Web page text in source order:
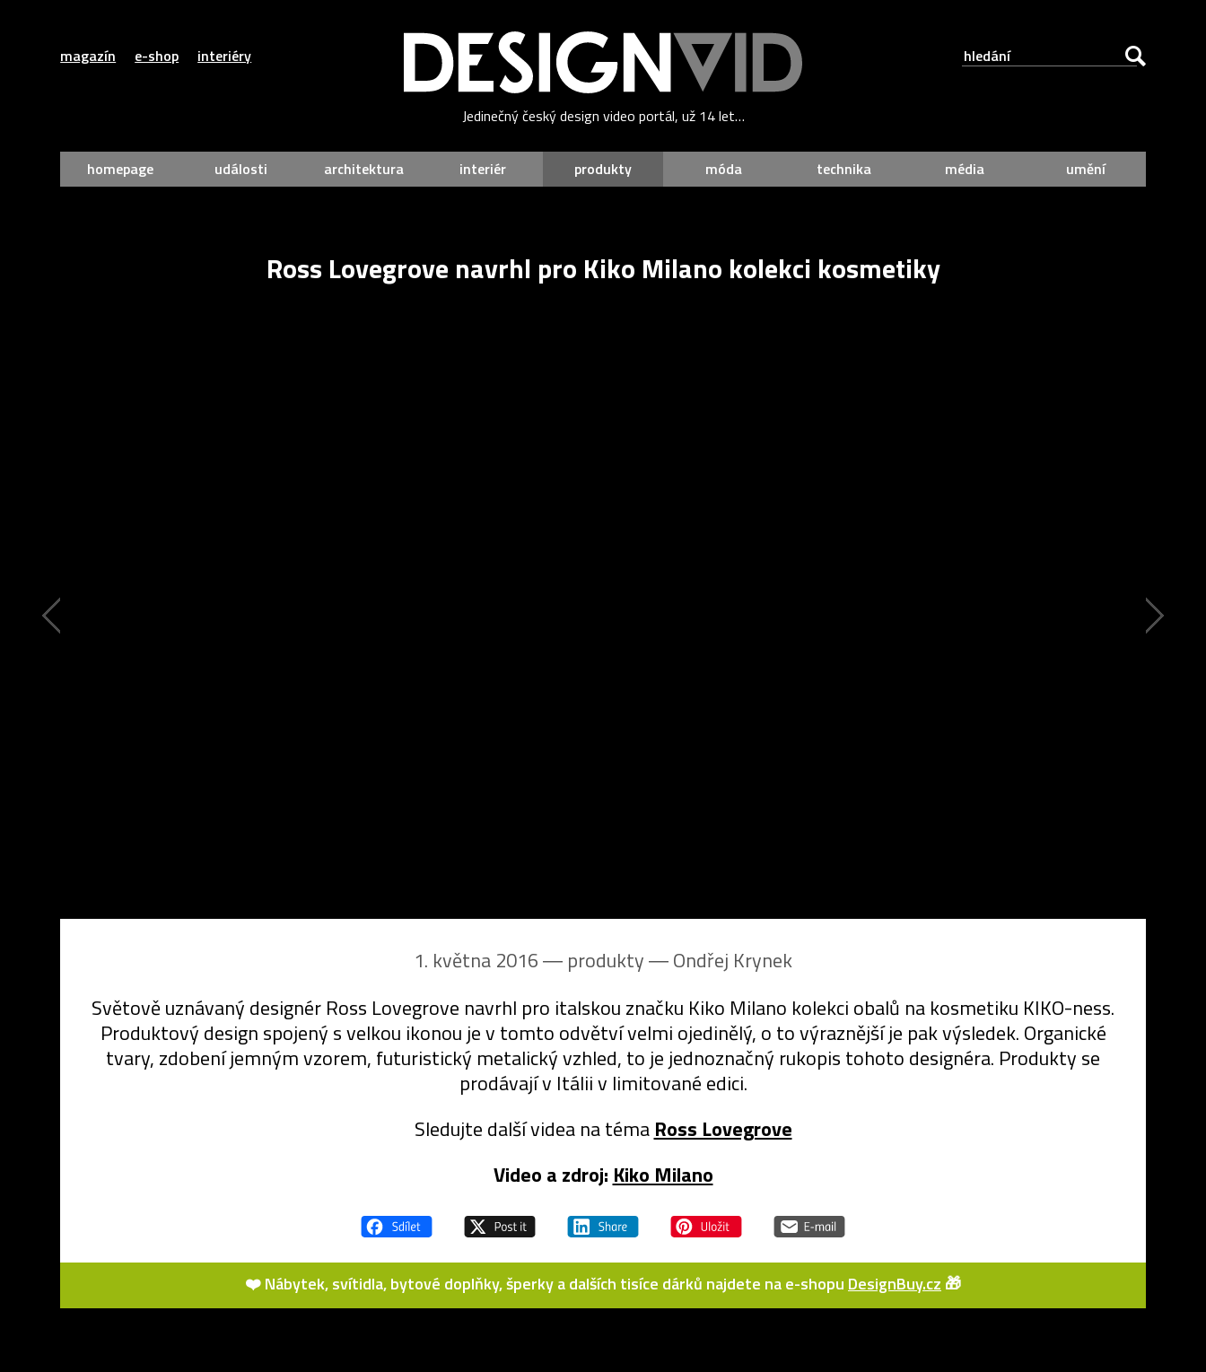
magazín e-shop interiéry
Jedinečný český design video portál, už 14 let…
homepage události architektura interiér produkty móda technika média umění
Ross Lovegrove navrhl pro Kiko Milano kolekci kosmetiky
1. května 2016 ― produkty ―Ondřej Krynek
Světově uznávaný designér Ross Lovegrove navrhl pro italskou značku Kiko Milano kolekci obalů na kosmetiku KIKO-ness.
Produktový design spojený s velkou ikonou je v tomto odvětví velmi ojedinělý, o to výraznější je pak výsledek. Organické
tvary, zdobení jemným vzorem, futuristický metalický vzhled, to je jednoznačný rukopis tohoto designéra. Produkty se
prodávají v Itálii v limitované edici.
Sledujte další videa na téma Ross Lovegrove
Video a zdroj: Kiko Milano
❤️ Nábytek, svítidla, bytové doplňky, šperky a dalších tisíce dárků najdete na e-shopu DesignBuy.cz 🎁